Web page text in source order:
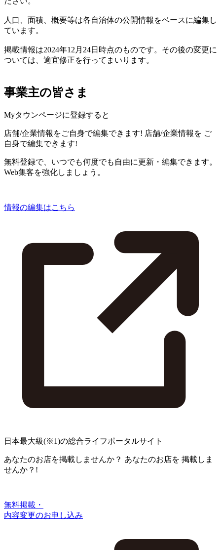
人口、面積、概要等は各自治体の公開情報をベースに編集し
ています。
掲載情報は2024年12月24日時点のものです。その後の変更に
ついては、適宜修正を行ってまいります。
事業主の皆さま
Myタウンページに登録すると
店舗/企業情報をご自身で編集できます! 店舗/企業情報を ご
自身で編集できます!
無料登録で、いつでも何度でも自由に更新・編集できます。
Web集客を強化しましょう。
情報の編集はこちら
日本最大級(※1)の総合ライフポータルサイト
あなたのお店を掲載しませんか？ あなたのお店を 掲載しま
せんか？!
無料掲載・
内容変更のお申し込み